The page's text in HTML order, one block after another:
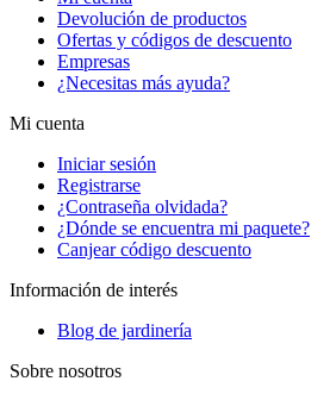
Devolución de productos
Ofertas y códigos de descuento
Empresas
¿Necesitas más ayuda?
Mi cuenta
Iniciar sesión
Registrarse
¿Contraseña olvidada?
¿Dónde se encuentra mi paquete?
Canjear código descuento
Información de interés
Blog de jardinería
Sobre nosotros